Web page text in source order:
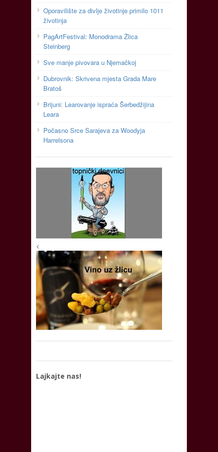
Oporavilište za divlje životinje primilo 1011
životinja
PagArtFestival: Monodrama Žlica
Steinberg
Sve manje pivovara u Njemačkoj
Dubrovnik: Skrivena mjesta Grada Mare
Bratoš
Brijuni: Learovanje ispraća Šerbedžijina
Leara
Počasno Srce Sarajeva za Woodyja
Harrelsona
<
Lajkajte nas!